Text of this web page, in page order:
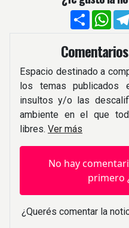
Espacio destinado a
los temas publicados
insultos y/o las
ambiente en el que
libres. Ver más
No hay
primero
¿Querés comentar la